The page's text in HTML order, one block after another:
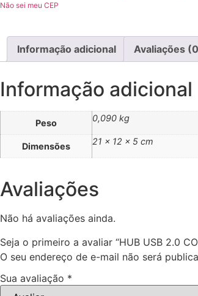
Não sei meu CEP
Informação adicional Avaliações
Informação adicional
Peso 0,090 kg
Dimensões 21 × 12 × 5 cm
Avaliações
Não há avaliações ainda.
Seja o primeiro a avaliar “HUB USB 2.0
O seu endereço de e-mail não será
Sua avaliação *